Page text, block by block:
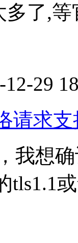
多了,
12-29
请求
我想
tls1.1